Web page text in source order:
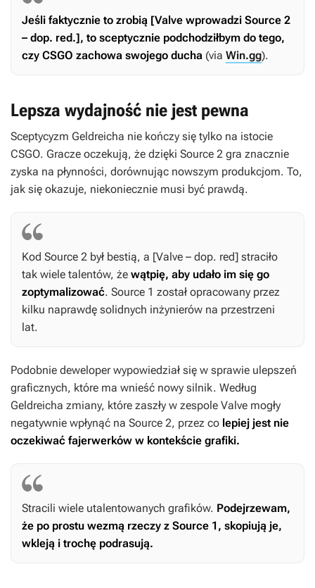
Jeśli faktycznie to zrobią [Valve wprowadzi Source 2
– dop. red.], to sceptycznie podchodziłbym do tego,
czy CSGO zachowa swojego ducha (via Win.gg).
Lepsza wydajność nie jest pewna
Sceptycyzm Geldreicha nie kończy się tylko na istocie
CSGO. Gracze oczekują, że dzięki Source 2 gra znacznie
zyska na płynności, dorównując nowszym produkcjom. To,
jak się okazuje, niekoniecznie musi być prawdą.
Kod Source 2 był bestią, a [Valve – dop. red] straciło
tak wiele talentów, że wątpię, aby udało im się go
zoptymalizować. Source 1 został opracowany przez
kilku naprawdę solidnych inżynierów na przestrzeni
lat.
Podobnie deweloper wypowiedział się w sprawie ulepszeń
graficznych, które ma wnieść nowy silnik. Według
Geldreicha zmiany, które zaszły w zespole Valve mogły
negatywnie wpłynąć na Source 2, przez co lepiej jest nie
oczekiwać fajerwerków w kontekście grafiki.
Stracili wiele utalentowanych grafików. Podejrzewam,
że po prostu wezmą rzeczy z Source 1, skopiują je,
wkleją i trochę podrasują.